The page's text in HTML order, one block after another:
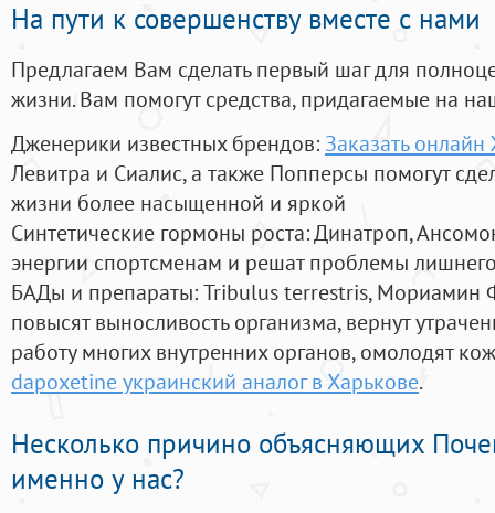
На пути к совершенству вместе с нами
Предлагаем Вам сделать первый шаг для
жизни. Вам помогут средства, придагаемые на
Дженерики известных брендов: Заказать
Левитра и Сиалис, а также Попперсы помогут
жизни более насыщенной и яркой
Синтетические гормоны роста: Динатроп,
энергии спортсменам и решат проблемы
БАДы и препараты:Tribulus terrestris, Мориамин
повысят выносливость организма, вернут
работу многих внутренних органов, омолодят
dapoxetine украинский аналог в Харькове.
Несколько причино объясняющих
именно у нас?